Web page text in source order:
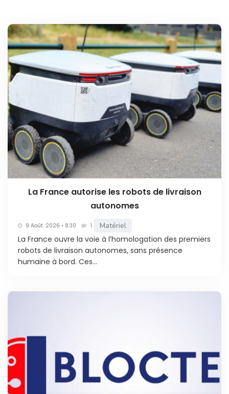
La France autorise les robots de livraison
autonomes
9 Août. 2026 • 8:30 1 Matériel
La France ouvre la voie à l’homologation des premiers
robots de livraison autonomes, sans présence
humaine à bord. Ces...